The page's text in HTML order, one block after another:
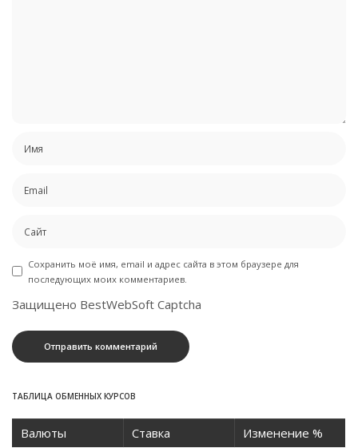
Сохранить моё имя, email и адрес сайта в этом браузере для
последующих моих комментариев.
Защищено BestWebSoft Captcha
ТАБЛИЦА ОБМЕННЫХ КУРСОВ
Валюты Ставка
Изменение %